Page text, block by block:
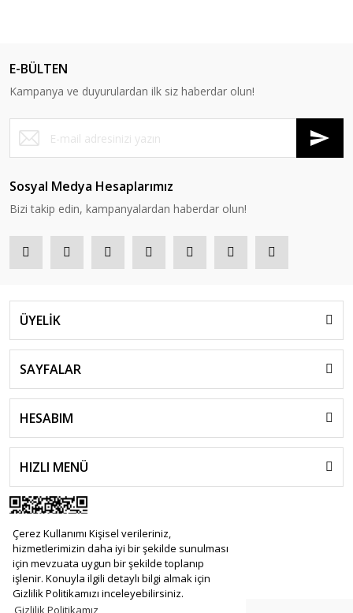
Çerez Kullanımı Kişisel verileriniz,
hizmetlerimizin daha iyi bir şekilde sunulması
için mevzuata uygun bir şekilde toplanıp
işlenir. Konuyla ilgili detaylı bilgi almak için
Gizlilik Politikamızı inceleyebilirsiniz.
E-BÜLTEN
Kampanya ve duyurulardan ilk siz haberdar olun!
Sosyal Medya Hesaplarımız
Bizi takip edin, kampanyalardan haberdar olun!
ÜYELİK
SAYFALAR
HESABIM
HIZLI MENÜ